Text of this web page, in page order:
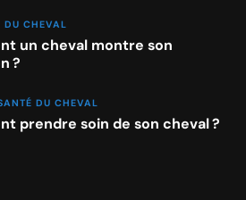
DU CHEVAL
un cheval montre son
?
DU CHEVAL
prendre soin de son cheval ?